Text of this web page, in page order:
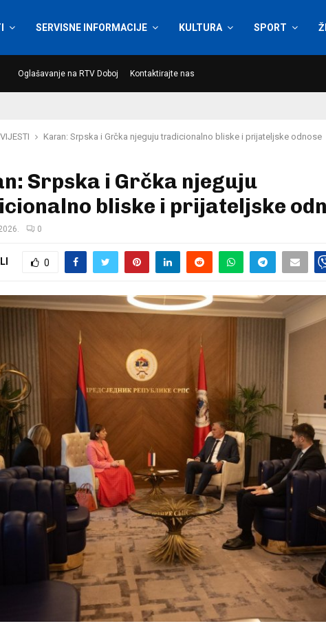
SERVISNE INFORMACIJE KULTURA SPORT
Oglašavanje na RTV Doboj Kontaktirajte nas
VIJESTI Karan: Srpska i Grčka njeguju tradicionalno bliske i prijateljske odnose
Srpska i Grčka njeguju
bliske i prijateljske
0
0